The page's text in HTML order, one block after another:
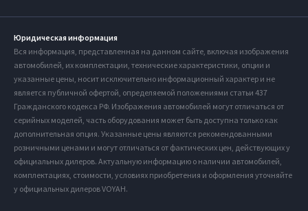
Юридическая информация
Вся информация, представленная на данном сайте, включая изображения
автомобилей, их комплектации, технические характеристики, опции и
указанные цены, носит исключительно информационный характер и не
является публичной офертой, определяемой положениями статьи 437
Гражданского кодекса РФ. Изображения автомобилей могут отличаться от
серийных моделей, часть оборудования может быть доступна только как
дополнительная опция. Указанные цены являются рекомендованными
розничными ценами и могут отличаться от фактических цен, действующих у
официальных дилеров. Актуальную информацию о наличии автомобилей,
комплектациях, стоимости, условиях приобретения и оформления уточняйте
у официальных дилеров VOYAH.